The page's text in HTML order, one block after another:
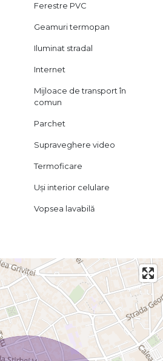
Ferestre PVC
Geamuri termopan
Iluminat stradal
Internet
Mijloace de transport în
comun
Parchet
Supraveghere video
Termoficare
Uși interior celulare
Vopsea lavabilă